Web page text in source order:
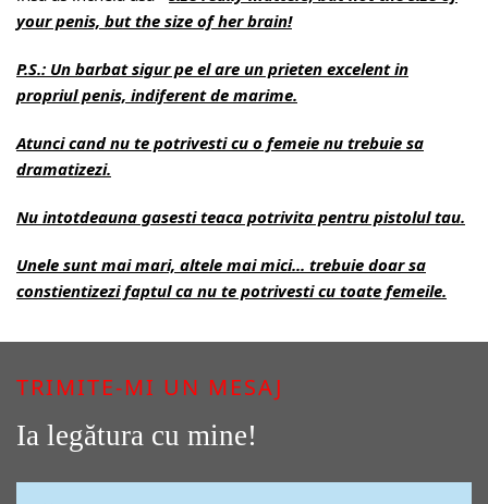
your penis, but the size of her brain!
P.S.: Un barbat sigur pe el are un prieten excelent in
propriul penis, indiferent de marime.
Atunci cand nu te potrivesti cu o femeie nu trebuie sa
dramatizezi.
Nu intotdeauna gasesti teaca potrivita pentru pistolul tau.
Unele sunt mai mari, altele mai mici... trebuie doar sa
constientizezi faptul ca nu te potrivesti cu toate femeile.
TRIMITE-MI UN MESAJ
Ia legătura cu mine!